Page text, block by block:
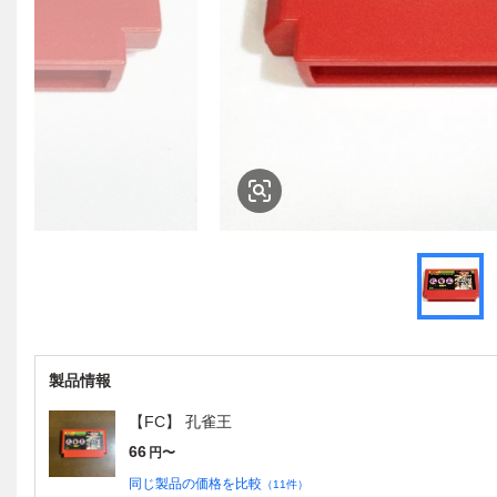
製品情報
【FC】 孔雀王
66 円〜
同じ製品の価格を比較 （11件）